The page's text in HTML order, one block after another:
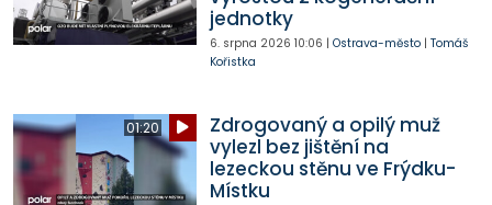
jednotky
6. srpna 2026 10:06 | Ostrava-město| Tomáš
Kořistka
01:20
Zdrogovaný a opilý muž
vylezl bez jištění na
lezeckou stěnu ve Frýdku-
Místku